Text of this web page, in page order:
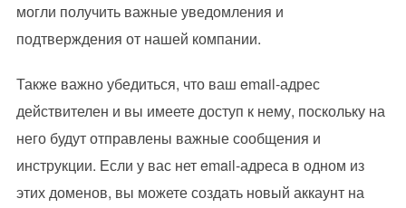
могли получить важные уведомления и
подтверждения от нашей компании.
Также важно убедиться, что ваш email-адрес
действителен и вы имеете доступ к нему, поскольку на
него будут отправлены важные сообщения и
инструкции. Если у вас нет email-адреса в одном из
этих доменов, вы можете создать новый аккаунт на